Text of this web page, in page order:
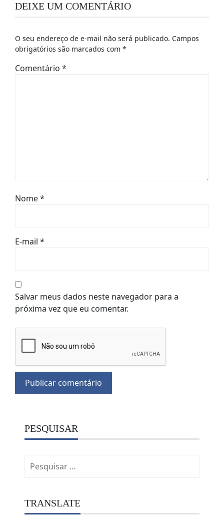
DEIXE UM COMENTÁRIO
O seu endereço de e-mail não será publicado. Campos
obrigatórios são marcados com *
Comentário *
Nome*
E-mail *
Salvar meus dados neste navegador para a
próxima vez que eu comentar.
PESQUISAR
por:
TRANSLATE